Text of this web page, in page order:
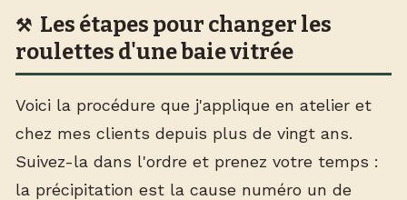
Les étapes pour changer les
roulettes d'une baie vitrée
Voici la procédure que j'applique en atelier et
chez mes clients depuis plus de vingt ans.
Suivez-la dans l'ordre et prenez votre temps :
la précipitation est la cause numéro un de